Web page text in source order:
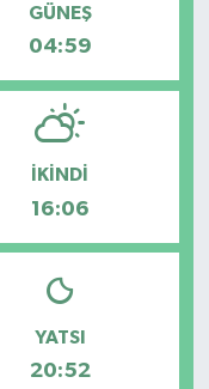
GÜNEŞ
04:59
İKINDI
16:06
YATSI
20:52